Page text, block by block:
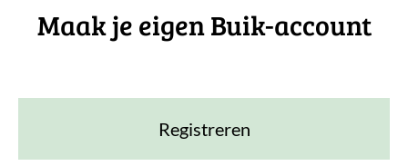
Maak je eigen Buik-account
Registreren